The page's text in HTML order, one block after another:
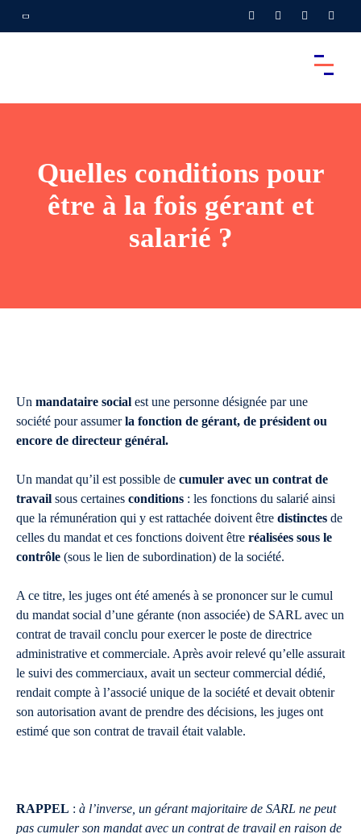
Quelles conditions pour
être à la fois gérant et
salarié ?
Un mandataire social est une personne désignée par une
société pour assumerla fonction de gérant, de président ou
encore de directeur général.
Un mandat qu’il est possible de cumuler avec un contrat de
travail sous certaines conditions : les fonctions du salarié ainsi
que la rémunération qui y est rattachée doivent être distinctes de
celles du mandat et ces fonctions doivent être réalisées sous le
contrôle (sous le lien de subordination) de la société.
A ce titre, les juges ont été amenés à se prononcer sur le cumul
du mandat social d’une gérante (non associée) de SARL avec un
contrat de travail conclu pour exercer le poste de directrice
administrative et commerciale. Après avoir relevé qu’elle assurait
le suivi des commerciaux, avait un secteur commercial dédié,
rendait compte à l’associé unique de la société et devait obtenir
son autorisation avant de prendre des décisions, les juges ont
estimé que son contrat de travail était valable.
RAPPEL : à l’inverse, un gérant majoritaire de SARL ne peut
pas cumuler son mandat avec un contrat de travail en raison de